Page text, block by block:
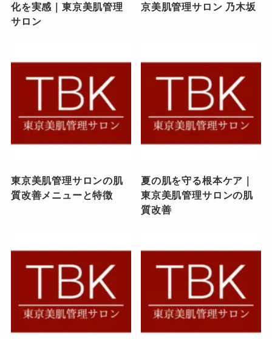
化を実感｜東京美肌管理
サロン
京美肌管理サロン 乃木坂
東京美肌管理サロンの肌
質改善メニューと特徴
夏の肌を守る根本ケア｜
東京美肌管理サロンの肌
質改善